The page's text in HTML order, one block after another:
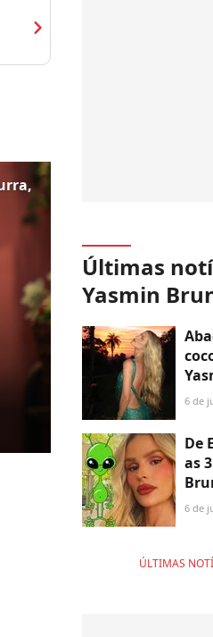
chevron_right
Últimas
Yasmin
6 de
De
as
6 de
ÚLTIMAS